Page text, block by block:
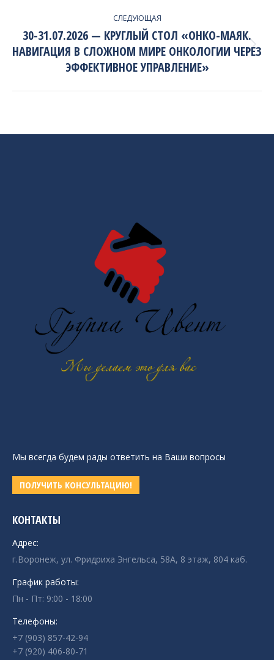
СЛЕДУЮЩАЯ
Next
project:
30-31.07.2026 — КРУГЛЫЙ СТОЛ «ОНКО-МАЯК.
НАВИГАЦИЯ В СЛОЖНОМ МИРЕ ОНКОЛОГИИ ЧЕРЕЗ
ЭФФЕКТИВНОЕ УПРАВЛЕНИЕ»
Мы всегда будем рады ответить на Ваши вопросы
ПОЛУЧИТЬ КОНСУЛЬТАЦИЮ!
КОНТАКТЫ
Адрес:
г.Воронеж, ул. Фридриха Энгельса, 58А, 8 этаж, 804 каб.
График работы:
Пн - Пт: 9:00 - 18:00
Телефоны:
+7 (903) 857-42-94
+7 (920) 406-80-71